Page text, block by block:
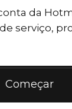
da
serviço,
Começar